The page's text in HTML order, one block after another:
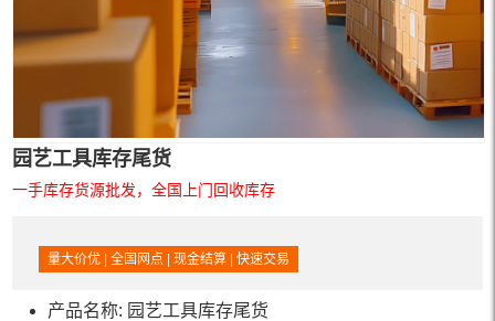
园艺工具库存尾货
一手库存货源批发，全国上门回收库存
量大价优 | 全国网点 | 现金结算 | 快速交易
产品名称: 园艺工具库存尾货